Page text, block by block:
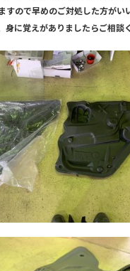
すので早めのご対処した方がい
身に覚えがありましたらご相談